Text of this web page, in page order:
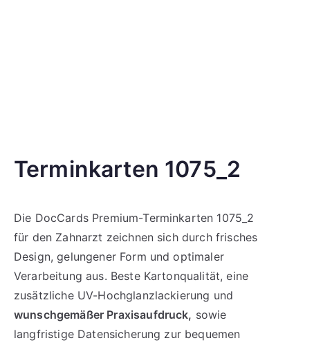
Terminkarten 1075_2
Die DocCards Premium-Terminkarten 1075_2
für den Zahnarzt zeichnen sich durch frisches
Design, gelungener Form und optimaler
Verarbeitung aus. Beste Kartonqualität, eine
zusätzliche UV-Hochglanzlackierung und
wunschgemäßer Praxisaufdruck, sowie
langfristige Datensicherung zur bequemen